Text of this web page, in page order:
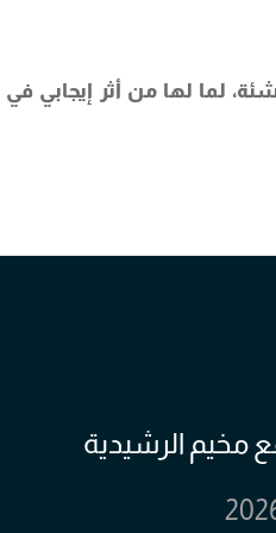
لما لها من أثر إيجابي
مخيم الرشيدية